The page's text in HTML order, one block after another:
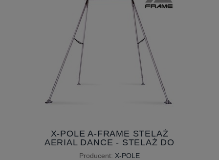
X-POLE A-FRAME STELAŻ
AERIAL DANCE - STELAŻ DO
AKROBATYKI POWIETRZNEJ
Producent: X-POLE